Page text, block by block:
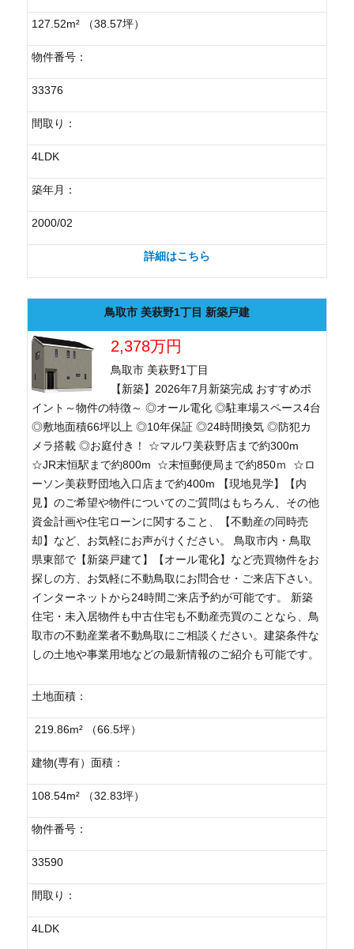
127.52m² （38.57坪）
物件番号：
33376
間取り：
4LDK
築年月：
2000/02
詳細はこちら
鳥取市 美萩野1丁目 新築戸建
2,378万円
鳥取市 美萩野1丁目
【新築】2026年7月新築完成 おすすめポ
イント～物件の特徴～ ◎オール電化 ◎駐車場スペース4台
◎敷地面積66坪以上 ◎10年保証 ◎24時間換気 ◎防犯カ
メラ搭載 ◎お庭付き！ ☆マルワ美萩野店まで約300m
☆JR末恒駅まで約800m ☆末恒郵便局まで約850ｍ ☆ロ
ーソン美萩野団地入口店まで約400m 【現地見学】【内
見】のご希望や物件についてのご質問はもちろん、その他
資金計画や住宅ローンに関すること、【不動産の同時売
却】など、お気軽にお声がけください。 鳥取市内・鳥取
県東部で【新築戸建て】【オール電化】など売買物件をお
探しの方、お気軽に不動鳥取にお問合せ・ご来店下さい。
インターネットから24時間ご来店予約が可能です。 新築
住宅・未入居物件も中古住宅も不動産売買のことなら、鳥
取市の不動産業者不動鳥取にご相談ください。建築条件な
しの土地や事業用地などの最新情報のご紹介も可能です。
土地面積：
219.86m² （66.5坪）
建物(専有）面積：
108.54m² （32.83坪）
物件番号：
33590
間取り：
4LDK